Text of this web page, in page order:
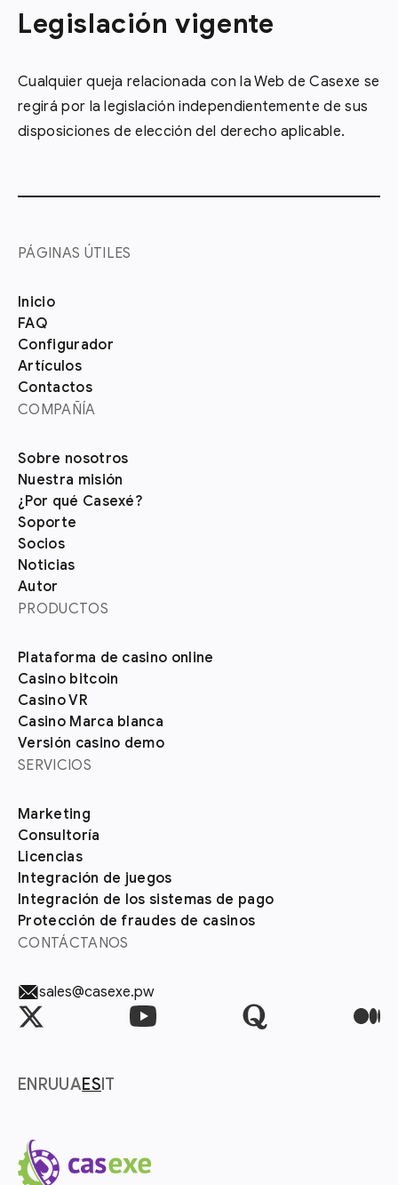
Legislación vigente
Cualquier queja relacionada con la Web de Casexe se
regirá por la legislación independientemente de sus
disposiciones de elección del derecho aplicable.
CONTÁCTANOS
sales@casexe.pw
EN RUUAES IT
PÁGINAS ÚTILES
Inicio
FAQ
Configurador
Artículos
Contactos
COMPAÑÍA
Sobre nosotros
Nuestra misión
¿Por qué Casexé?
Soporte
Socios
Noticias
Autor
PRODUCTOS
Plataforma de casino online
Casino bitcoin
Casino VR
Casino Marca blanca
Versión casino demo
SERVICIOS
Marketing
Consultoría
Licencias
Integración de juegos
Integración de los sistemas de pago
Protección de fraudes de casinos